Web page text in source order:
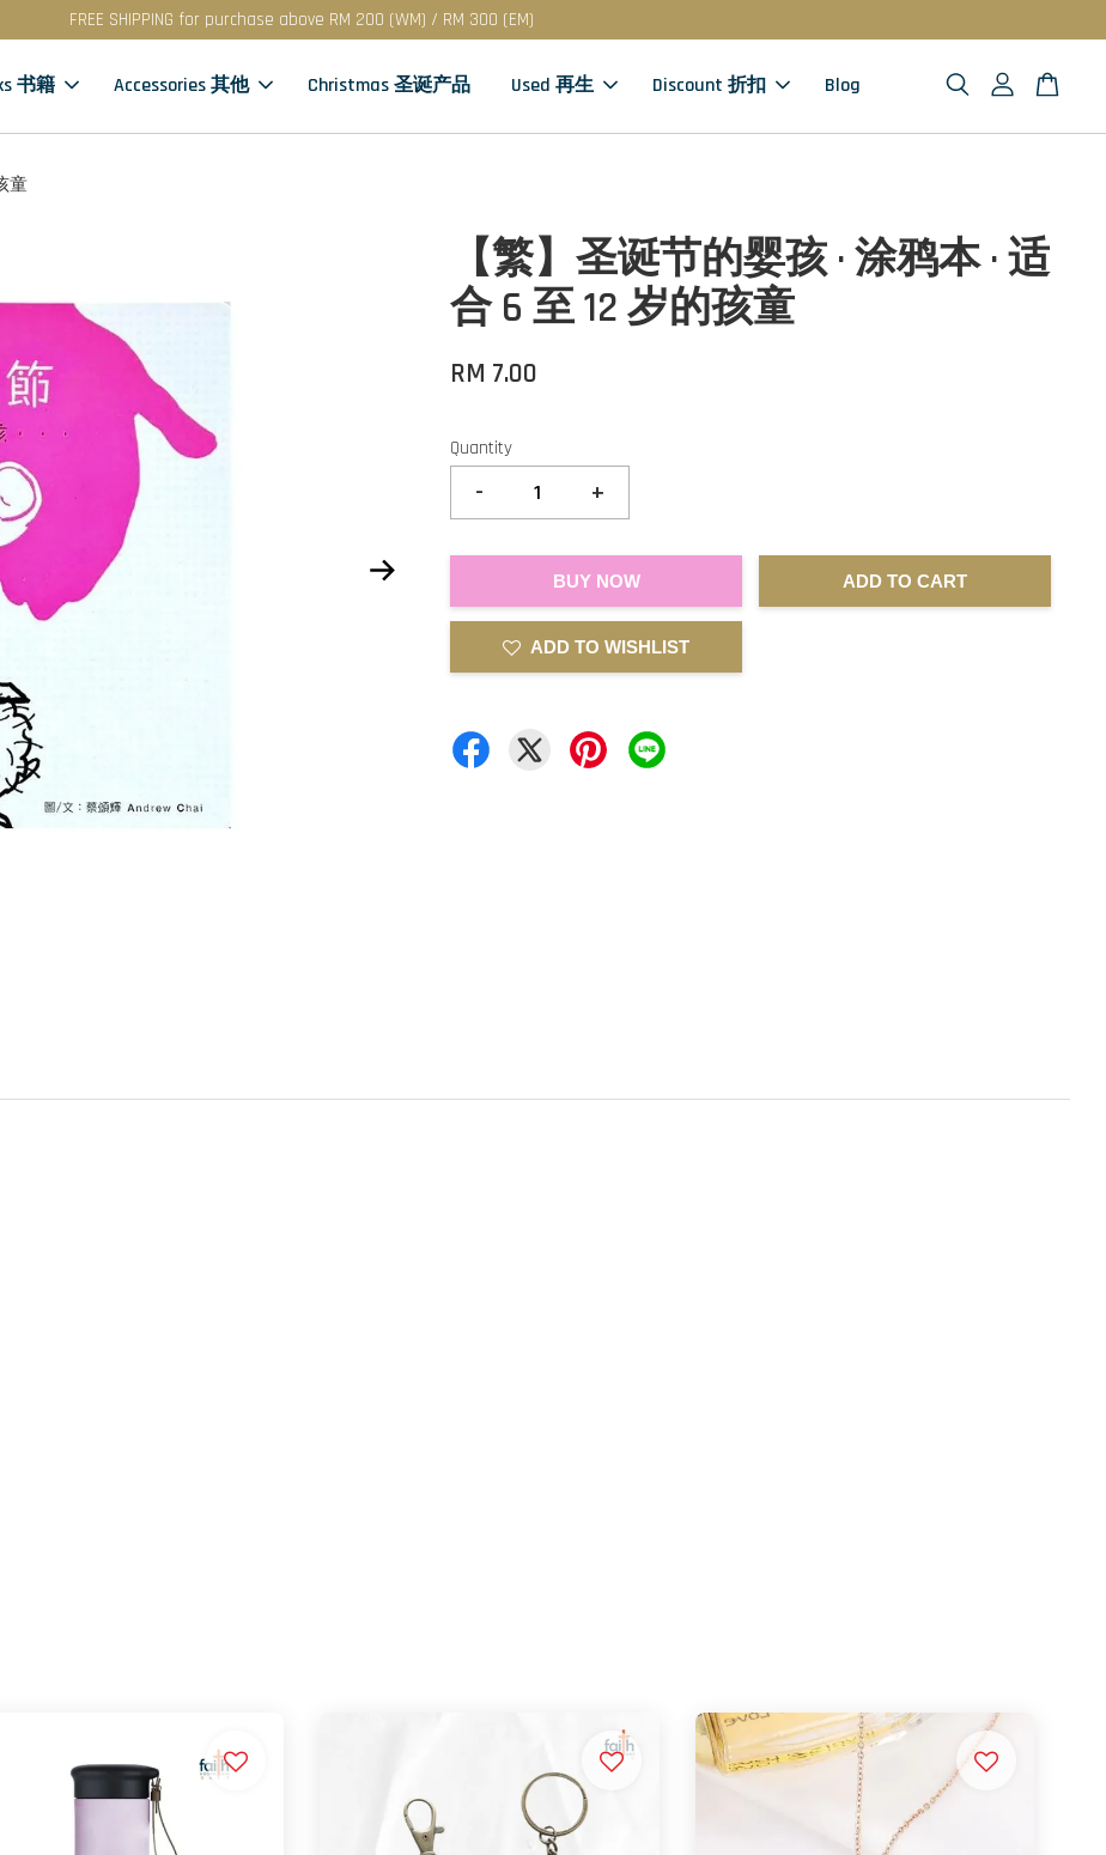
FREE SHIPPING for purchase above RM 200 (WM) / RM 300 (EM)
书籍 Accessories 其他 Christmas 圣诞产品 Used 再生 Discount 折扣 Blog
童
【繁】圣诞节的婴孩 · 涂鸦本 · 适
合 6 至 12 岁的孩童
RM 7.00
Quantity
- +
BUY NOW ADD TO CART
ADD TO WISHLIST